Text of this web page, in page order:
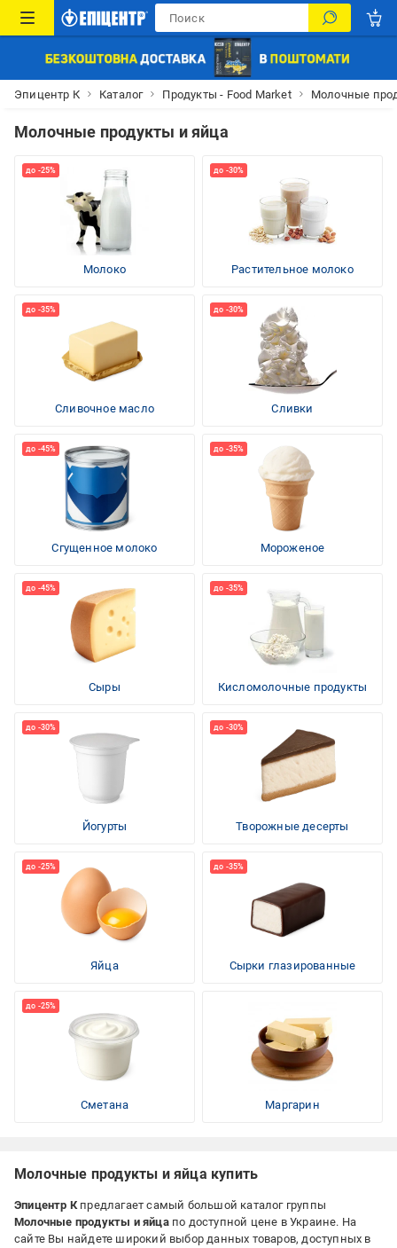
Эпицентр К Каталог Продукты - Food Market Молочные
Молочные продукты и яйца
Молоко Растительное молоко
Сливочное масло Сливки
Сгущенное молоко Мороженое
Сыры Кисломолочные продукты
Йогурты Творожные десерты
Яйца Сырки глазированные
Сметана Маргарин
Молочные продукты и яйца купить
Эпицентр Кпредлагает самый большой каталог группы
Молочные продукты и яйца по доступной цене в Украине. На
сайте Вы найдете широкий выбор данных товаров, доступных в